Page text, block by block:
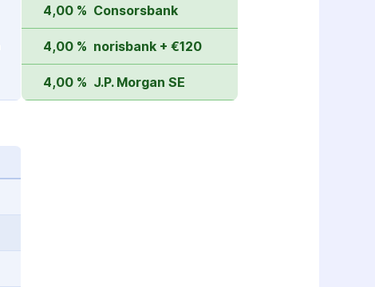
4,00 % Consorsbank
4,00 % norisbank + €120
4,00 % J.P. Morgan SE